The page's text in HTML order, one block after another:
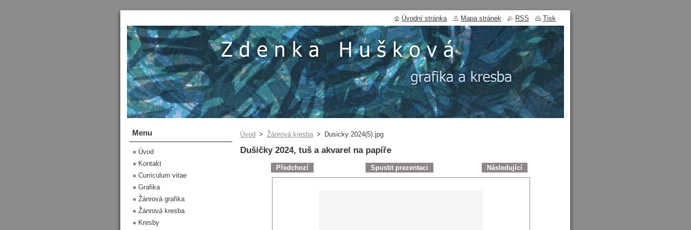
Úvod > Žánrová kresba > Dusicky 2024(5).jpg
Dušičky 2024, tuš a akvarel na papíře
Předchozí Spustit prezentaci Následující
Menu
Úvod
Kontakt
Curriculum vitae
Grafika
Žánrová grafika
Žánrová kresba
Kresby
Úvodní stránka Mapa stránek RSS Tisk